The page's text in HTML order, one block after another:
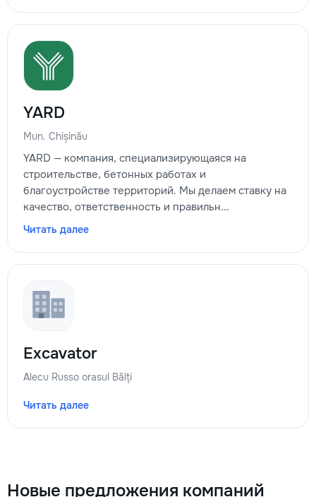
YARD
Mun. Chișinău
YARD — компания, специализирующаяся на
строительстве, бетонных работах и
благоустройстве территорий. Мы делаем ставку на
качество, ответственность и правильн...
Читать далее
Excavator
Alecu Russo orasul Bălți
Читать далее
Новые предложения компаний